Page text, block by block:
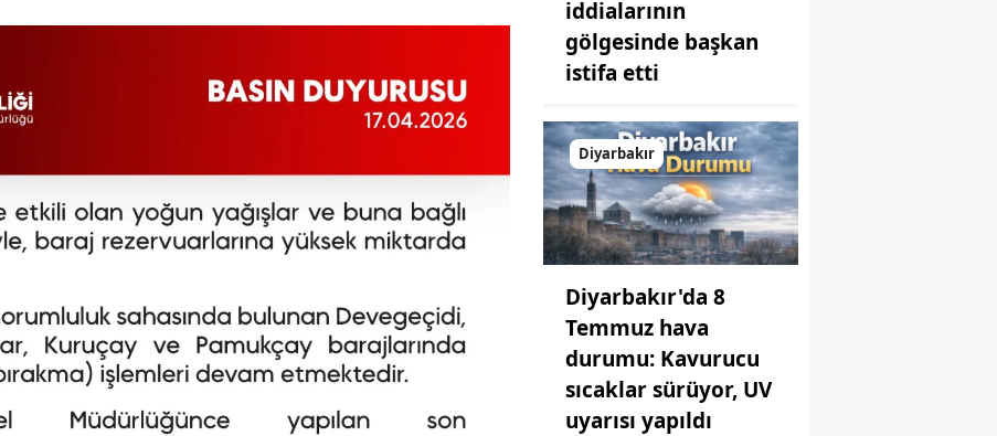
iddialarının
gölgesinde başkan
istifa etti
Diyarbakır
Diyarbakır'da 8
Temmuz hava
durumu: Kavurucu
sıcaklar sürüyor, UV
uyarısı yapıldı